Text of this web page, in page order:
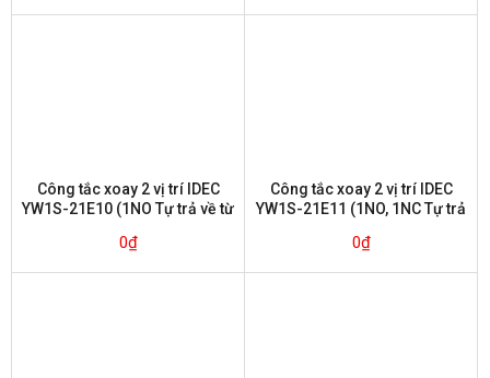
Công tắc xoay 2 vị trí IDEC
YW1S-21E10 (1NO Tự trả về từ
0₫
Công tắc xoay 2 vị trí IDEC
YW1S-21E11 (1NO, 1NC Tự trả
0₫